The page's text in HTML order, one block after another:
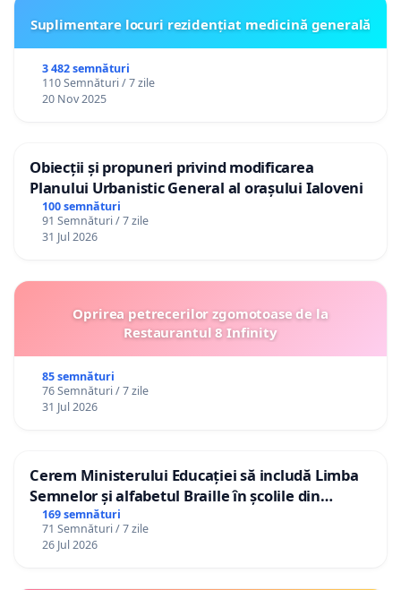
Suplimentare locuri rezidențiat medicină generală
3 482 semnături
110 Semnături / 7 zile
20 Nov 2025
Obiecții și propuneri privind modificarea
Planului Urbanistic General al orașului Ialoveni
100 semnături
91 Semnături / 7 zile
31 Jul 2026
Oprirea petrecerilor zgomotoase de la
Restaurantul 8 Infinity
85 semnături
76 Semnături / 7 zile
31 Jul 2026
Cerem Ministerului Educației să includă Limba
Semnelor și alfabetul Braille în școlile din
Republica Moldova!
169 semnături
71 Semnături / 7 zile
26 Jul 2026